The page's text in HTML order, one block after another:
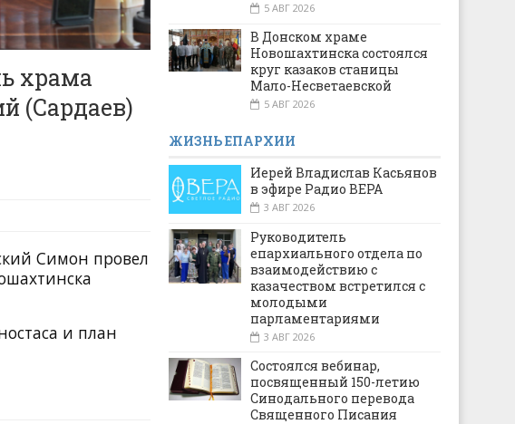
храма
(Сардаев)
Симон провел
и план
5 АВГ 2026
В Донском храме
Новошахтинска состоялся
круг казаков станицы
Мало-Несветаевской
5 АВГ 2026
ЖИЗНЬ ЕПАРХИИ
Иерей Владислав Касьянов
в эфире Радио ВЕРА
3 АВГ 2026
Руководитель
епархиального отдела по
взаимодействию с
казачеством встретился с
молодыми
парламентариями
3 АВГ 2026
Состоялся вебинар,
посвященный 150-летию
Синодального перевода
Священного Писания